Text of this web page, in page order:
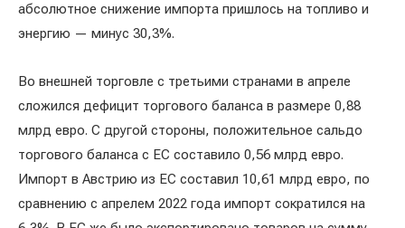
абсолютное снижение импорта пришлось на топливо и
энергию — минус 30,3%.
Во внешней торговле с третьими странами в апреле
сложился дефицит торгового баланса в размере 0,88
млрд евро. С другой стороны, положительное сальдо
торгового баланса с ЕС составило 0,56 млрд евро.
Импорт в Австрию из ЕС составил 10,61 млрд евро, по
сравнению с апрелем 2022 года импорт сократился на